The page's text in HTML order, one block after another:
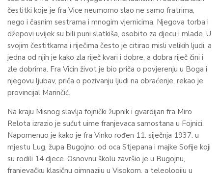
čestitki koje je fra Vice neumorno slao ne samo fratrima,
nego i časnim sestrama i mnogim vjernicima. Njegova torba i
džepovi uvijek su bili puni slatkiša, osobito za djecu i mlade. U
svojim čestitkama i riječima često je citirao misli velikih ljudi, a
jedna od njih je kako zla riječ kvari i dobre, a dobra riječ čini i
zle dobrima. Fra Vicin život je bio priča o povjerenju u Boga i
njegovu ljubav, priča o pozivanju ljudi na obraćenje, rekao je
provincijal Marinčić.
Na kraju Misnog slavlja fojnički župnik i gvardijan fra Miro
Relota izrazio je sućut uime franjevaca samostana u Fojnici.
Napomenuo je kako je fra Vinko rođen 11. siječnja 1937. u
mjestu Lug, župa Bugojno, od oca Stjepana i majke Sofije koji
su rodili 14 djece. Osnovnu školu završio je u Bugojnu,
franjevačku klasičnu gimnaziju u Visokom, a teleologiju u